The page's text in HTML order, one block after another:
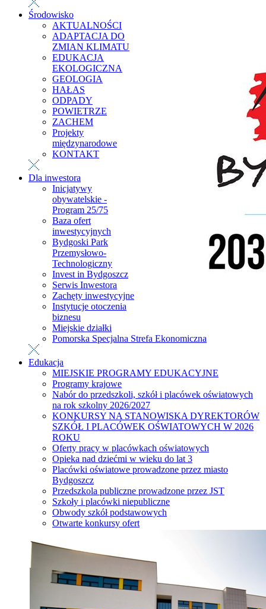
Środowisko
AKTUALNOŚCI
ADAPTACJA DO
ZMIAN KLIMATU
EDUKACJA
EKOLOGICZNA
GEOLOGIA
HAŁAS
ODPADY
POWIETRZE
ZACHEM
Projekty
międzynarodowe
KONTAKT
Dla inwestora
Inicjatywy
obywatelskie -
Program 25/75
Baza ofert
inwestycyjnych
Bydgoski Park
Przemysłowo-
Technologiczny
Invest in Bydgoszcz
Serwis Inwestora
Zachęty inwestycyjne
Instytucje otoczenia
biznesu
Miejskie działki
Pomorska Specjalna Strefa Ekonomiczna
Edukacja
MIEJSKIE PROGRAMY EDUKACYJNE
Programy krajowe
Nabór do przedszkoli, szkół i placówek oświatowych
na rok szkolny 2026/2027
KONKURSY NA STANOWISKA DYREKTORÓW
SZKÓŁ I PLACÓWEK OŚWIATOWYCH W 2026
ROKU
Oferty pracy w placówkach oświatowych
Opieka nad dziećmi w wieku do lat 3
Placówki oświatowe prowadzone przez miasto
Bydgoszcz
Przedszkola publiczne prowadzone przez JST
Szkoły i placówki niepubliczne
Obwody szkół podstawowych
Otwarte konkursy ofert